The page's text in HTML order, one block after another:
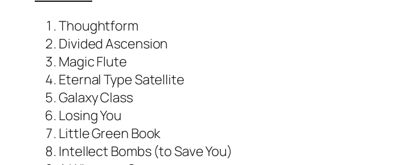
Thoughtform
Divided Ascension
Magic Flute
Eternal Type Satellite
Galaxy Class
Losing You
Little Green Book
Intellect Bombs (to Save You)